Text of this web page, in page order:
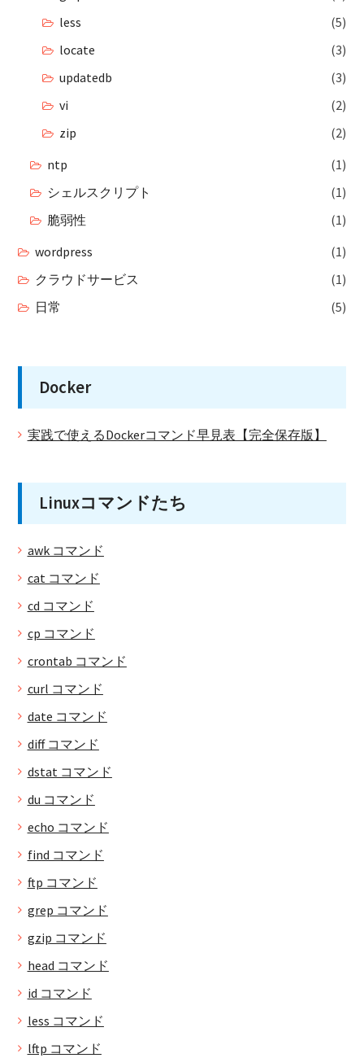
less
(5)
locate
(3)
updatedb
(3)
vi
(2)
zip
(2)
ntp
(1)
シェルスクリプト
(1)
脆弱性
(1)
wordpress
(1)
クラウドサービス
(1)
日常
(5)
Docker
実践で使えるDockerコマンド早見表【完全保存版】
Linuxコマンドたち
awk コマンド
cat コマンド
cd コマンド
cp コマンド
crontab コマンド
curl コマンド
date コマンド
diff コマンド
dstat コマンド
du コマンド
echo コマンド
find コマンド
ftp コマンド
grep コマンド
gzip コマンド
head コマンド
id コマンド
less コマンド
lftp コマンド